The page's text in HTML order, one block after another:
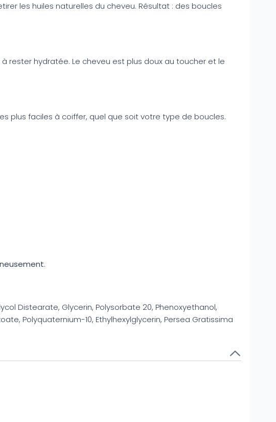
les huiles naturelles du cheveu. Résultat : des boucles
rester hydratée. Le cheveu est plus doux au toucher et le
plus faciles à coiffer, quel que soit votre type de boucles.
.
Distearate, Glycerin, Polysorbate 20, Phenoxyethanol,
Polyquaternium-10, Ethylhexylglycerin, Persea Gratissima